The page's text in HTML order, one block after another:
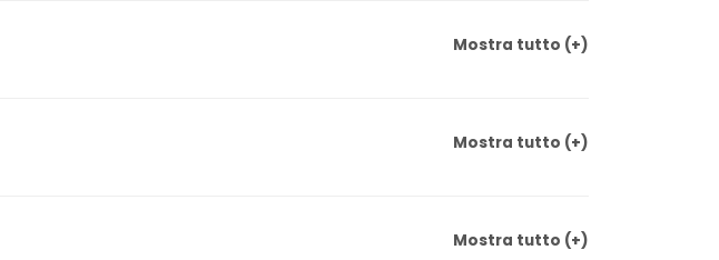
Mostra tutto (+)
Mostra tutto (+)
Mostra tutto (+)